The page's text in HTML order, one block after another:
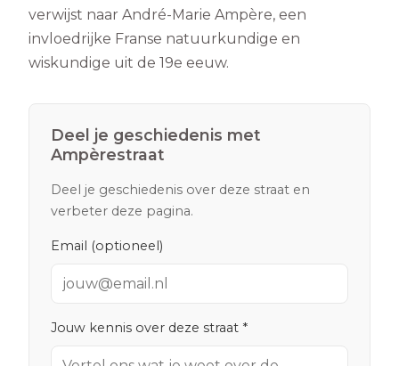
verwijst naar André-Marie Ampère, een
invloedrijke Franse natuurkundige en
wiskundige uit de 19e eeuw.
Deel je geschiedenis met
Ampèrestraat
Deel je geschiedenis over deze straat en
verbeter deze pagina.
Email (optioneel)
Jouw kennis over deze straat *